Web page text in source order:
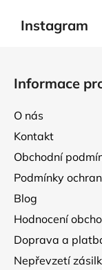
Instagram
Informace
O nás
Kontakt
Obchodní
Podmínky
Blog
Hodnocení
Doprava a
Nepřevzetí